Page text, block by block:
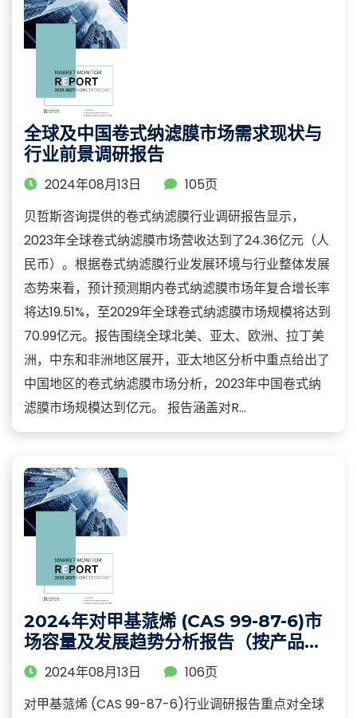
全球及中国卷式纳滤膜市场需求现状与
行业前景调研报告
2024年08月13日
105页
贝哲斯咨询提供的卷式纳滤膜行业调研报告显示，
2023年全球卷式纳滤膜市场营收达到了24.36亿元（人
民币）。根据卷式纳滤膜行业发展环境与行业整体发展
态势来看，预计预测期内卷式纳滤膜市场年复合增长率
将达19.51%，至2029年全球卷式纳滤膜市场规模将达到
70.99亿元。报告围绕全球北美、亚太、欧洲、拉丁美
洲，中东和非洲地区展开，亚太地区分析中重点给出了
中国地区的卷式纳滤膜市场分析，2023年中国卷式纳
滤膜市场规模达到亿元。 报告涵盖对R...
2024年对甲基蒎烯 (CAS 99-87-6)市
场容量及发展趋势分析报告（按产品类
型、应用、及地区细分）
2024年08月13日
106页
对甲基蒎烯 (CAS 99-87-6)行业调研报告重点对全球